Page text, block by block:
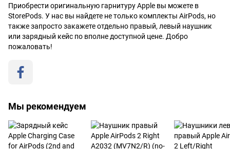
Приобрести оригинальную гарнитуру Apple вы можете в
StorePods. У нас вы найдете не только комплекты AirPods, но
также запросто закажете отдельно правый, левый наушник
или зарядный кейс по вполне доступной цене. Добро
пожаловать!
Мы рекомендуем